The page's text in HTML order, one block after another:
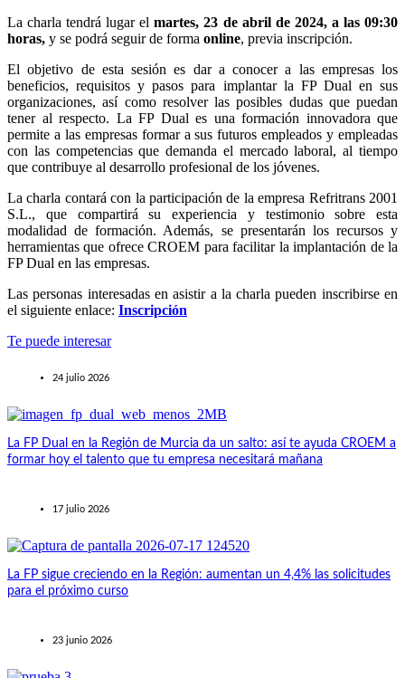
La charla tendrá lugar elmartes, 23 de abril de 2024, a las 09:30
horas, y se podrá seguir de forma online, previa inscripción.
El objetivo de esta sesión es dar a conocer a las empresas los
beneficios, requisitos y pasos para implantar la FP Dual en sus
organizaciones, así como resolver las posibles dudas que puedan
tener al respecto. La FP Dual es una formación innovadora que
permite a las empresas formar a sus futuros empleados y empleadas
con las competencias que demanda el mercado laboral, al tiempo
que contribuye al desarrollo profesional de los jóvenes.
La charla contará con la participación de la empresa Refritrans 2001
S.L., que compartirá su experiencia y testimonio sobre esta
modalidad de formación. Además, se presentarán los recursos y
herramientas que ofrece CROEM para facilitar la implantación de la
FP Dual en las empresas.
Las personas interesadas en asistir a la charla pueden inscribirse en
el siguiente enlace: Inscripción
Te puede interesar
24 julio 2026
La FP Dual en la Región de Murcia da un salto: así te ayuda CROEM a
formar hoy el talento que tu empresa necesitará mañana
17 julio 2026
La FP sigue creciendo en la Región: aumentan un 4,4% las solicitudes
para el próximo curso
23 junio 2026